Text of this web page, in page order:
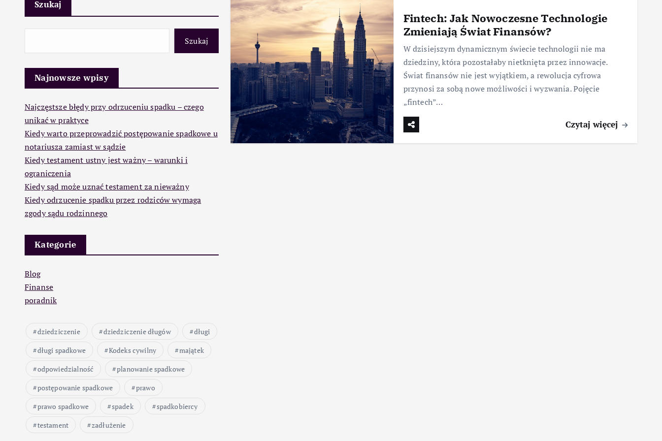
Szukaj
Szukaj
Najnowsze wpisy
Najczęstsze błędy przy odrzuceniu spadku – czego
unikać w praktyce
Kiedy warto przeprowadzić postępowanie spadkowe u
notariusza zamiast w sądzie
Kiedy testament ustny jest ważny – warunki i
ograniczenia
Kiedy sąd może uznać testament za nieważny
Kiedy odrzucenie spadku przez rodziców wymaga
zgody sądu rodzinnego
Kategorie
Blog
Finanse
poradnik
dziedziczenie dziedziczenie długów
długi
długi spadkowe
Kodeks cywilny
majątek
odpowiedzialność
planowanie spadkowe
postępowanie spadkowe
prawo
prawo spadkowe
spadek
spadkobiercy
testament
zadłużenie
Fintech: Jak Nowoczesne Technologie
Zmieniają Świat Finansów?
W dzisiejszym dynamicznym świecie technologii nie ma
dziedziny, która pozostałaby nietknięta przez innowacje.
Świat finansów nie jest wyjątkiem, a rewolucja cyfrowa
przynosi za sobą nowe możliwości i wyzwania. Pojęcie
„fintech”…
Czytaj więcej